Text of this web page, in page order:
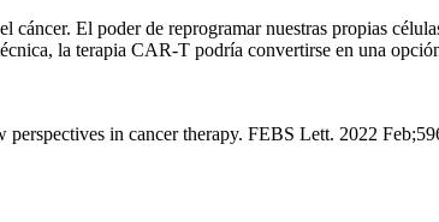
El poder de reprogramar nuestras propias
la terapia CAR-T podría convertirse en una
in cancer therapy. FEBS Lett. 2022